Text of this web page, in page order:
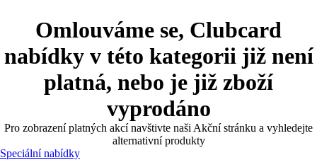
Omlouváme se, Clubcard
nabídky v této kategorii již není
platná, nebo je již zboží
vyprodáno
Pro zobrazení platných akcí navštivte naši Akční stránku a vyhledejte
alternativní produkty
Speciální nabídky